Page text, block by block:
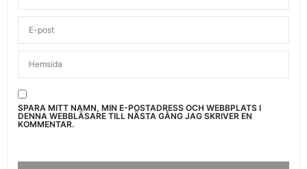
SPARA MITT NAMN, MIN E-POSTADRESS OCH WEBBPLATS I
DENNA WEBBLÄSARE TILL NÄSTA GÅNG JAG SKRIVER EN
KOMMENTAR.